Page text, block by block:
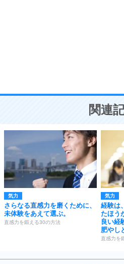
ことが大切。
関連
気力
さらなる直感力を磨くために、
未体験をあえて選ぶ。
直感力を鍛える30の方法
気力
経験は
たほう
良い経
肥やし
直感力を